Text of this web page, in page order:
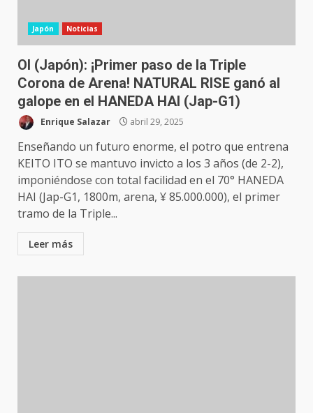
Japón Noticias
OI (Japón): ¡Primer paso de la Triple
Corona de Arena! NATURAL RISE ganó al
galope en el HANEDA HAI (Jap-G1)
Enrique Salazar abril 29, 2025
Enseñando un futuro enorme, el potro que entrena
KEITO ITO se mantuvo invicto a los 3 años (de 2-2),
imponiéndose con total facilidad en el 70° HANEDA
HAI (Jap-G1, 1800m, arena, ¥ 85.000.000), el primer
tramo de la Triple...
Leer más